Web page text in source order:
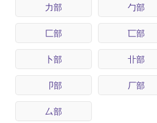
力部 勹部
匚部 匸部
卜部 卝部
卩部 厂部
厶部